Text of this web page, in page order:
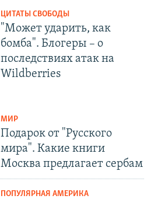
ЦИТАТЫ СВОБОДЫ
"Может ударить, как
бомба". Блогеры – о
последствиях атак на
Wildberries
МИР
Подарок от "Русского
мира". Какие книги
Москва предлагает сербам
ПОПУЛЯРНАЯ АМЕРИКА